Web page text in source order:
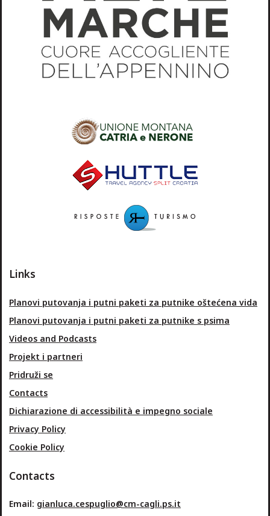
Links
Planovi putovanja i putni paketi za putnike oštećena vida
Planovi putovanja i putni paketi za putnike s psima
Videos and Podcasts
Projekt i partneri
Pridruži se
Contacts
Dichiarazione di accessibilità e impegno sociale
Privacy Policy
Cookie Policy
Contacts
Email: gianluca.cespuglio@cm-cagli.ps.it